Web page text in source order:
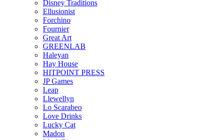
Disney Traditions
Ellusionist
Forchino
Fournier
Great Art
GREENLAB
Haleyan
Hay House
HITPOINT PRESS
JP Games
Leap
Llewellyn
Lo Scarabeo
Love Drinks
Lucky Cat
Madon